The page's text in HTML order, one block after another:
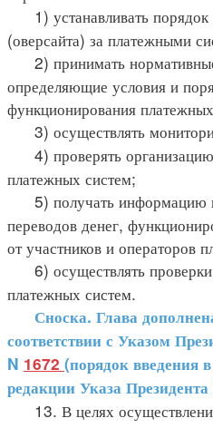
1) устанавливать порядок
(оверсайта) за платежными
2) принимать
определяющие условия и
функционирования
3) осуществлять
4) проверять
платежных систем;
5) получать информацию
переводов денег,
от участников и операторов
6) осуществлять проверки
платежных систем.
Сноска. Глава
соответствии с Указом
N 1672 (порядок введения
редакции Указа
13. В целях